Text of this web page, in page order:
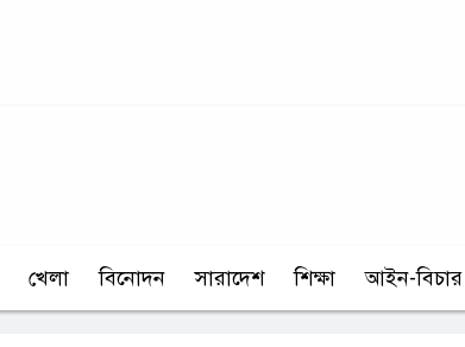
খেলা বিনোদন সারাদেশ শিক্ষা আইন-বিচার